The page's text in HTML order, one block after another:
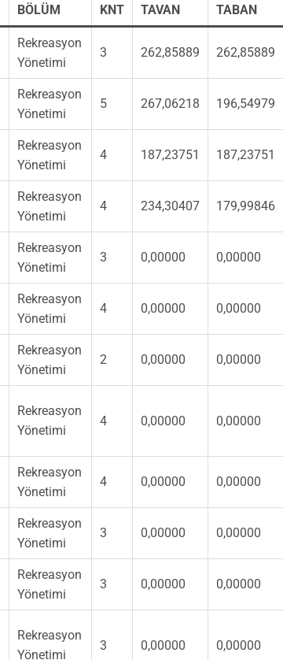
BÖLÜM KNT TAVAN TABAN
Rekreasyon
Yönetimi
3 262,85889 262,85889
Rekreasyon
Yönetimi
5 267,06218 196,54979
Rekreasyon
Yönetimi
4 187,23751 187,23751
Rekreasyon
Yönetimi
4 234,30407 179,99846
Rekreasyon
Yönetimi
3 0,00000 0,00000
Rekreasyon
Yönetimi
4 0,00000 0,00000
Rekreasyon
Yönetimi
2 0,00000 0,00000
Rekreasyon
Yönetimi
4 0,00000 0,00000
Rekreasyon
Yönetimi
4 0,00000 0,00000
Rekreasyon
Yönetimi
3 0,00000 0,00000
Rekreasyon
Yönetimi
3 0,00000 0,00000
Rekreasyon
Yönetimi
3 0,00000 0,00000